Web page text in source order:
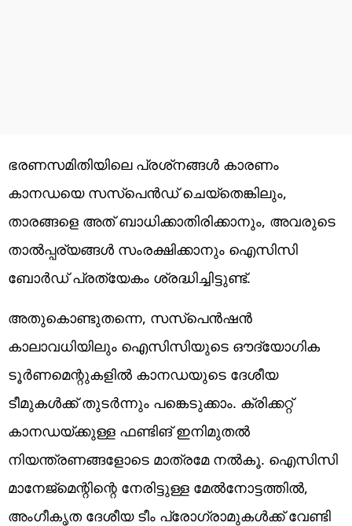
ഭരണസമിതിയിലെ പ്രശ്‌നങ്ങള്‍ കാരണം
കാനഡയെ സസ്‌പെന്‍ഡ് ചെയ്‌തെങ്കിലും,
താരങ്ങളെ അത് ബാധിക്കാതിരിക്കാനും, അവരുടെ
താൽപ്പര്യങ്ങൾ സംരക്ഷിക്കാനും ഐസിസി
ബോർഡ് പ്രത്യേകം ശ്രദ്ധിച്ചിട്ടുണ്ട്.
അതുകൊണ്ടുതന്നെ, സസ്പെൻഷൻ
കാലാവധിയിലും ഐസിസിയുടെ ഔദ്യോഗിക
ടൂർണമെന്റുകളിൽ കാനഡയുടെ ദേശീയ
ടീമുകൾക്ക് തുടർന്നും പങ്കെടുക്കാം. ക്രിക്കറ്റ്
കാനഡയ്ക്കുള്ള ഫണ്ടിങ് ഇനിമുതൽ
നിയന്ത്രണങ്ങളോടെ മാത്രമേ നൽകൂ. ഐസിസി
മാനേജ്‌മെന്റിന്റെ നേരിട്ടുള്ള മേൽനോട്ടത്തിൽ,
അംഗീകൃത ദേശീയ ടീം പ്രോഗ്രാമുകൾക്ക് വേണ്ടി